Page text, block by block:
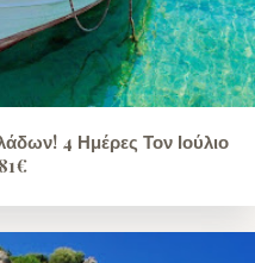
4 Ημέρες Τον Ιούλιο